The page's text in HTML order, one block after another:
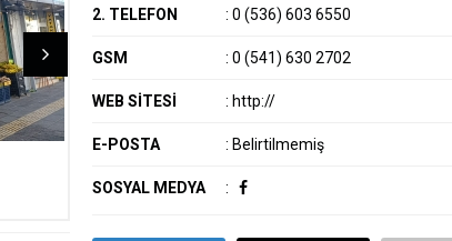
2. TELEFON : 0 (536) 603 6550
GSM : 0 (541) 630 2702
WEB SİTESİ : http://
E-POSTA : Belirtilmemiş
SOSYAL MEDYA :